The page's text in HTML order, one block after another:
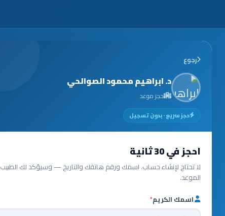
رجوع
د. ابراهيم محمود الصوالحي
حجز موعد
حجز سريع · بدون تسجيل
احجز في 30 ثانية
لا تحتاج لإنشاء حساب. اسمك ورقم هاتفك والتاريخ — وسيؤكد لك الطبيب
الموعد.
اسمك الكريم*